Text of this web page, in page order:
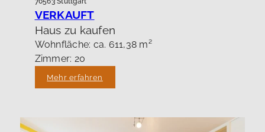
VERKAUFT
Haus zu kaufen
Wohnfläche: ca. 611,38 m²
Zimmer: 20
Mehr erfahren